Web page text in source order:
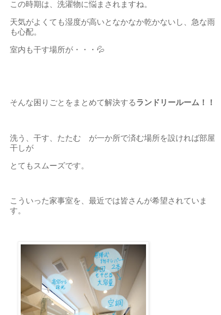
この時期は、洗濯物に悩まされますね。
天気がよくても湿度が高いとなかなか乾かないし、急な雨
も心配。
室内も干す場所が・・・💦
そんな困りごとをまとめて解決するランドリールーム！！
洗う、干す、たたむ が一か所で済む場所を設ければ部屋
干しが
とてもスムーズです。
こういった家事室を、最近では皆さんが希望されていま
す。